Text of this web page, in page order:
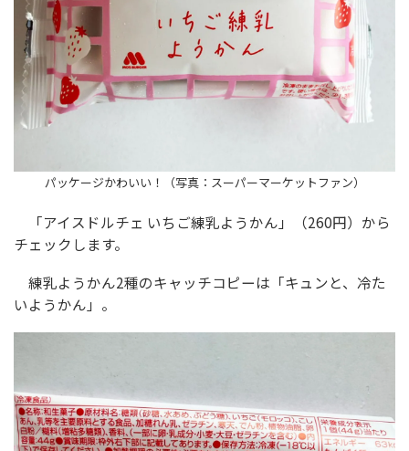
パッケージかわいい！（写真：スーパーマーケットファン）
「アイスドルチェ いちご練乳ようかん」（260円）から
チェックします。
練乳ようかん2種のキャッチコピーは「キュンと、冷た
いようかん」。